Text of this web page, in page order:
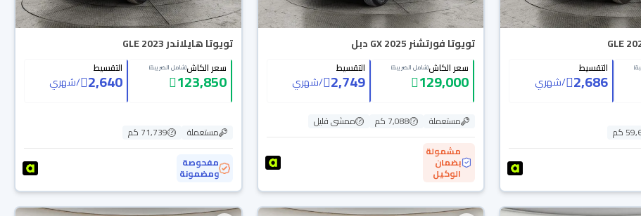
التقسيط
2,686
/شهري
كم
تويوتا فورتشنر GX 2025 دبل
سعر الكاش(شامل الضريبة)
129,000
التقسيط
2,749
/شهري
مستعملة 7,088 كم
ممشى قليل
مشمولة
بضمان
الوكيل
تويوتا هايلاندر GLE 2023
سعر الكاش(شامل الضريبة)
123,850
التقسيط
2,640
/شهري
مستعملة
71,739 كم
مفحوصة
ومضمونة